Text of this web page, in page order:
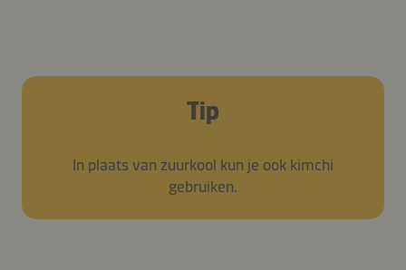
Tip
In plaats van zuurkool kun je ook kimchi
gebruiken.